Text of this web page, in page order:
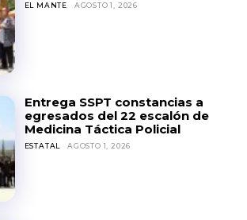
EL MANTE AGOSTO 1, 2026
Entrega SSPT constancias a
egresados del 22 escalón de
Medicina Táctica Policial
ESTATAL AGOSTO 1, 2026